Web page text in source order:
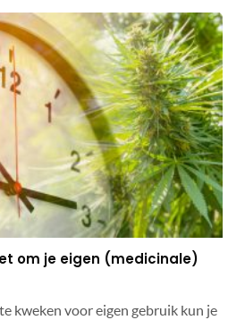
om je eigen (medicinale)
kweken voor eigen gebruik kun je